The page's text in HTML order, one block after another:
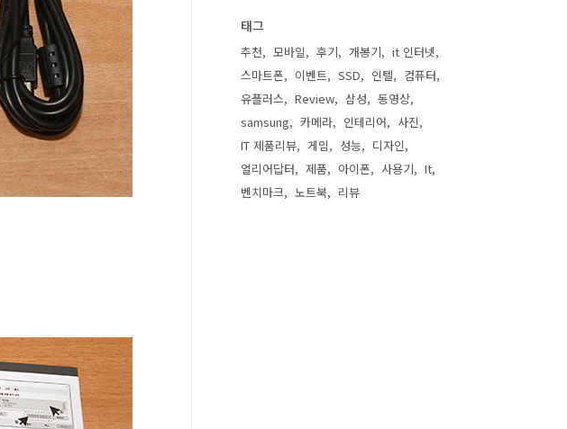
태그
추천 모바일 후기 개봉기
it 인터넷
스마트폰
이벤트 SSD 인텔
컴퓨터
유플러스
Review 삼성
동영상
samsung
카메라 인테리어
사진
IT 제품리뷰
게임 성능
디자인
얼리어답터
제품 아이폰 사용기
It
벤치마크
노트북 리뷰